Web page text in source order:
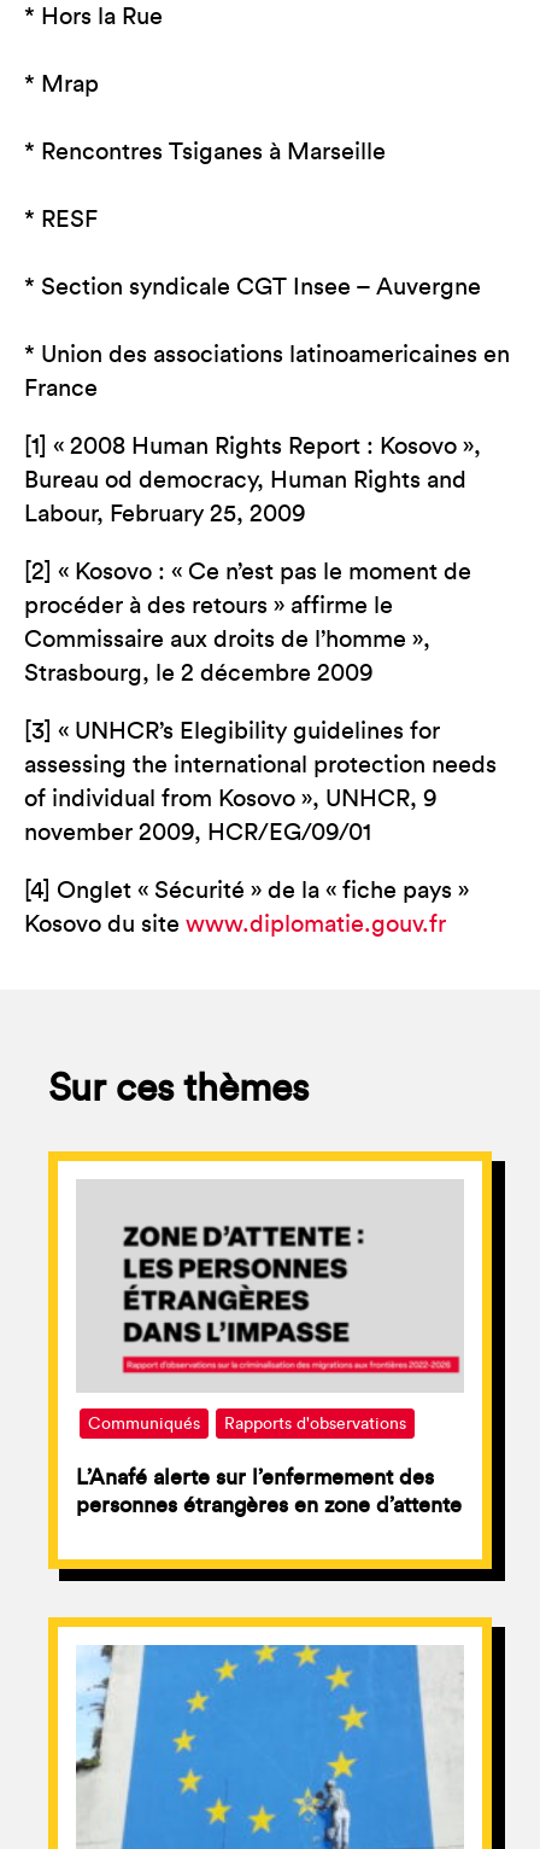
* Hors la Rue
* Mrap
* Rencontres Tsiganes à Marseille
* RESF
* Section syndicale CGT Insee – Auvergne
* Union des associations latinoamericaines en
France
[1] « 2008 Human Rights Report : Kosovo »,
Bureau od democracy, Human Rights and
Labour, February 25, 2009
[2] « Kosovo : « Ce n’est pas le moment de
procéder à des retours » affirme le
Commissaire aux droits de l’homme »,
Strasbourg, le 2 décembre 2009
[3] « UNHCR’s Elegibility guidelines for
assessing the international protection needs
of individual from Kosovo », UNHCR, 9
november 2009, HCR/EG/09/01
[4] Onglet « Sécurité » de la « fiche pays »
Kosovo du site www.diplomatie.gouv.fr
Sur ces thèmes
Communiqués Rapports d'observations
L’Anafé alerte sur l’enfermement des
personnes étrangères en zone d’attente